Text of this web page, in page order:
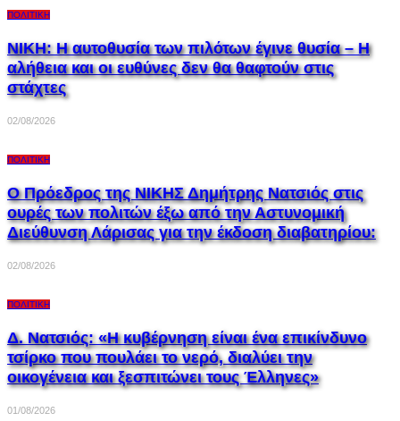
ΠΟΛΙΤΙΚΉ
ΝΙΚΗ: Η αυτοθυσία των πιλότων έγινε θυσία – Η
αλήθεια και οι ευθύνες δεν θα θαφτούν στις
στάχτες
02/08/2026
ΠΟΛΙΤΙΚΉ
Ο Πρόεδρος της ΝΙΚΗΣ Δημήτρης Νατσιός στις
ουρές των πολιτών έξω από την Αστυνομική
Διεύθυνση Λάρισας για την έκδοση διαβατηρίου:
02/08/2026
ΠΟΛΙΤΙΚΉ
Δ. Νατσιός: «Η κυβέρνηση είναι ένα επικίνδυνο
τσίρκο που πουλάει το νερό, διαλύει την
οικογένεια και ξεσπιτώνει τους Έλληνες»
01/08/2026